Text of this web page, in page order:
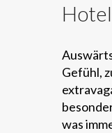
Gefühl,
was